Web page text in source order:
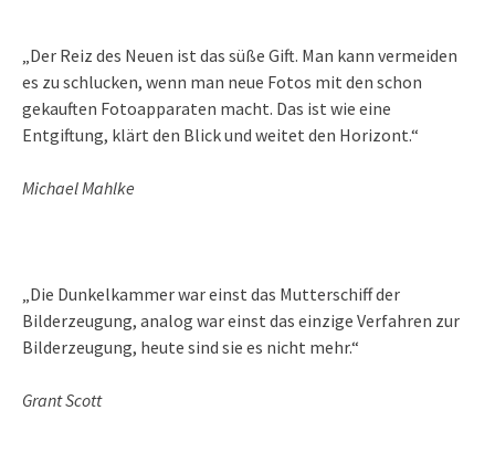
„Der Reiz des Neuen ist das süße Gift. Man kann vermeiden
es zu schlucken, wenn man neue Fotos mit den schon
gekauften Fotoapparaten macht. Das ist wie eine
Entgiftung, klärt den Blick und weitet den Horizont.“
Michael Mahlke
„Die Dunkelkammer war einst das Mutterschiff der
Bilderzeugung, analog war einst das einzige Verfahren zur
Bilderzeugung, heute sind sie es nicht mehr.“
Grant Scott